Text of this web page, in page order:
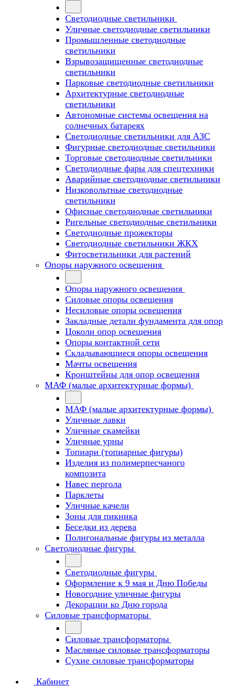
Светодиодные светильники
Уличные светодиодные светильники
Промышленные светодиодные
светильники
Взрывозащищенные светодиодные
светильники
Парковые светодиодные светильники
Архитектурные светодиодные
светильники
Автономные системы освещения на
солнечных батареях
Светодиодные светильники для АЗС
Фигурные светодиодные светильники
Торговые светодиодные светильники
Cветодиодные фары для спецтехники
Аварийные светодиодные светильники
Низковольтные светодиодные
светильники
Офисные светодиодные светильники
Ригельные светодиодные светильники
Светодиодные прожекторы
Светодиодные светильники ЖКХ
Фитосветильники для растений
Опоры наружного освещения
Опоры наружного освещения
Силовые опоры освещения
Несиловые опоры освещения
Закладные детали фундамента для опор
Цоколи опор освещения
Опоры контактной сети
Cкладывающиеся опоры освещения
Мачты освещения
Кронштейны для опор освещения
МАФ (малые архитектурные формы)
МАФ (малые архитектурные формы)
Уличные лавки
Уличные скамейки
Уличные урны
Топиари (топиарные фигуры)
Изделия из полимерпесчаного
композита
Навес пергола
Парклеты
Уличные качели
Зоны для пикника
Беседки из дерева
Полигональные фигуры из металла
Светодиодные фигуры
Светодиодные фигуры
Оформление к 9 мая и Дню Победы
Новогодние уличные фигуры
Декорации ко Дню города
Силовые трансформаторы
Силовые трансформаторы
Масляные силовые трансформаторы
Сухие силовые трансформаторы
Кабинет